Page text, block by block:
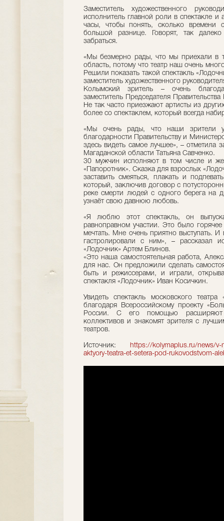
Заместитель художественного
исполнитель главной роли в спектакле и
часы, чтобы понять, сколько времени
большой разнице. Говорят, так
забраться.
«Мы безмерно рады, что мы приехали в
область, потому что театр наш очень
Решили показать такой спектакль
заместитель художественного
Колымский зритель – очень
заместитель Председателя
Не так часто приезжают артисты из
более со спектаклем, который всегда
«Мы очень рады, что наши зрители
благодарности Правительству и
здесь видеть самое лучшее», – отметила
Магаданской области Татьяна Савченко.
30 мужчин исполняют в том числе и
«Папоротник». Сказка для взрослых
заставить смеяться, плакать и
который, заключив договор с
реке смерти людей с одного берега на
узнаёт свою давнюю любовь.
«Я люблю этот спектакль, он
равноправном участии. Это было
мечтать. Мне очень приятно выступать.
гастролировали с ним», – рассказал
«Лодочник» Артем Блинов.
«Это наша самостоятельная работа,
для нас. Он предложили сделать
быть и режиссерами, и играли,
спектакля «Лодочник» Иван Косичкин.
Увидеть спектакль московского
благодаря Всероссийскому проекту
России. С его помощью расширяют
коллективов и знакомят зрителя с
театров.
Источник: https://kolymaplus.ru/news/v-
aktyory-teatra-et-setera-pod-rukovodstvom-